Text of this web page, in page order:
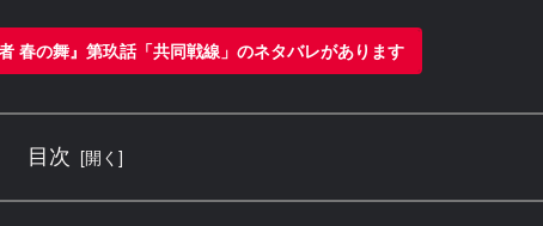
春の舞』第玖話「共同戦線」のネタバレがあります
目次